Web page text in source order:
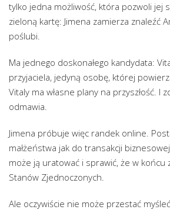
tylko jedna możliwość, która pozwoli jej
zieloną kartę: Jimena zamierza znaleźć
poślubi.
Ma jednego doskonałego kandydata:
przyjaciela, jedyną osobę, której
Vitaly ma własne plany na przyszłość. I
odmawia.
Jimena próbuje więc randek online.
małżeństwa jak do transakcji
może ją uratować i sprawić, że w końcu
Stanów Zjednoczonych.
Ale oczywiście nie może przestać